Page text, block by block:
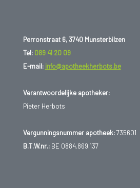
Perronstraat 6, 3740 Munsterbilzen
Tel: 089 41 20 09
E-mail: info@apotheekherbots.be
Verantwoordelijke apotheker:
Pieter Herbots
Vergunningsnummer apotheek:735601
B.T.W.nr.:BE 0884.869.137